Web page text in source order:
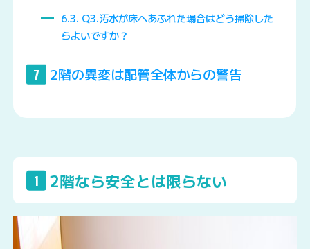
6.3 Q3.汚水が床へあふれた場合はどう掃除した
らよいですか？
7 2階の異変は配管全体からの警告
1 2階なら安全とは限らない